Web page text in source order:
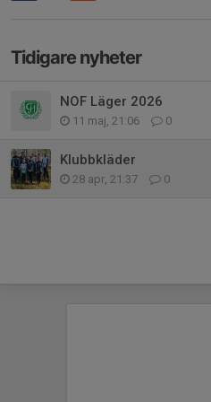
Tidigare nyheter
NOF Läger 2026
11 maj, 21:06 0
Klubbkläder
28 apr, 21:37 0